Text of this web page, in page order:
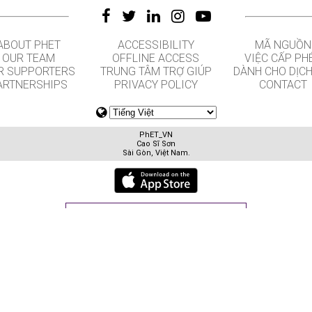
PHET
OUR TEAM
SUPPORTERS
ACCESSIBILITY
OFFLINE ACCESS
TRUNG TÂM TRỢ GIÚP
PRIVACY POLICY
MÃ NGUỒN
VIỆC CẤP
DÀNH CHO
CONTACT
PhET_VN
Cao Sĩ Sơn
Sài Gòn, Việt Nam.